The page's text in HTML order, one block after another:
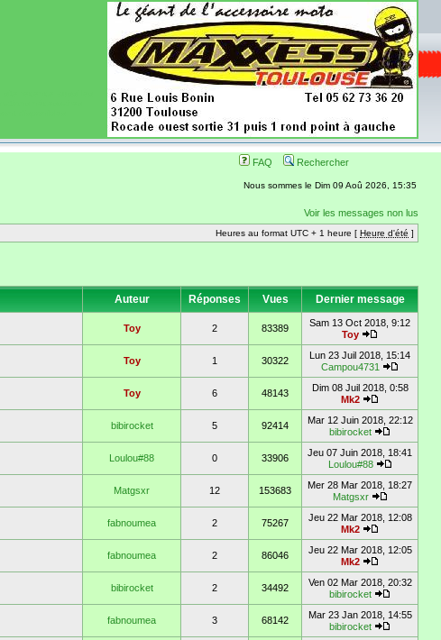
FAQ Rechercher
Nous sommes le Dim 09 Aoû 2026, 15:35
Voir les messages non lus
Heures au format UTC + 1 heure [ Heure d'été ]
Auteur Réponses Vues
Dernier message
Toy 2 83389
Sam 13 Oct 2018, 9:12
Toy
Toy 1 30322
Lun 23 Juil 2018, 15:14
Campou4731
Toy 6 48143
Dim 08 Juil 2018, 0:58
Mk2
bibirocket 5 92414
Mar 12 Juin 2018, 22:12
bibirocket
Loulou#88 0 33906
Jeu 07 Juin 2018, 18:41
Loulou#88
Matgsxr 12 153683
Mer 28 Mar 2018, 18:27
Matgsxr
fabnoumea 2 75267
Jeu 22 Mar 2018, 12:08
Mk2
fabnoumea 2 86046
Jeu 22 Mar 2018, 12:05
Mk2
bibirocket 2 34492
Ven 02 Mar 2018, 20:32
bibirocket
fabnoumea 3 68142
Mar 23 Jan 2018, 14:55
bibirocket